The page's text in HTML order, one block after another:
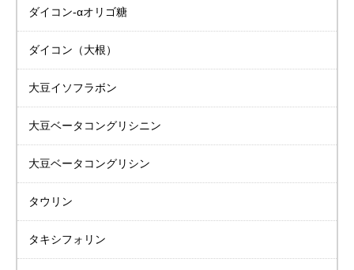
ダイコン-αオリゴ糖
ダイコン（大根）
大豆イソフラボン
大豆ベータコングリシニン
大豆ベータコングリシン
タウリン
タキシフォリン